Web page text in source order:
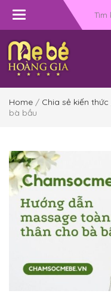
Toggle
Home / Chia sẻ kiến thức
bà bầu